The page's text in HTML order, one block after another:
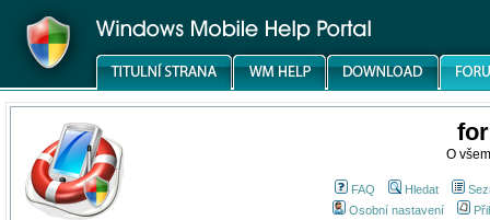
O
FAQ Hledat
Osobní nastavení